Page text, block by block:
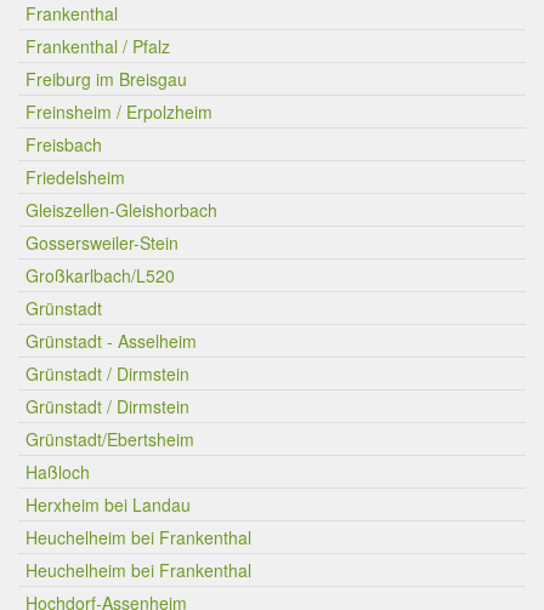
Frankenthal
Frankenthal / Pfalz
Freiburg im Breisgau
Freinsheim / Erpolzheim
Freisbach
Friedelsheim
Gleiszellen-Gleishorbach
Gossersweiler-Stein
Großkarlbach/L520
Grünstadt
Grünstadt - Asselheim
Grünstadt / Dirmstein
Grünstadt / Dirmstein
Grünstadt/Ebertsheim
Haßloch
Herxheim bei Landau
Heuchelheim bei Frankenthal
Heuchelheim bei Frankenthal
Hochdorf-Assenheim